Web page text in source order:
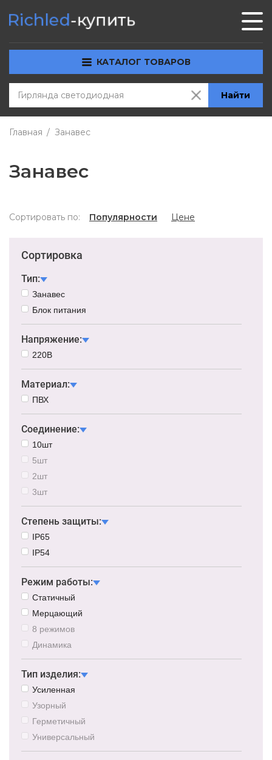
КАТАЛОГ ТОВАРОВ
Найти
Главная Занавес
Занавес
Сортировать по: Популярности Цене
Сортировка
Тип:
Занавес
Блок питания
Напряжение:
220В
Материал:
ПВХ
Соединение:
10шт
5шт
2шт
3шт
Степень защиты:
IP65
IP54
Режим работы:
Статичный
Мерцающий
8 режимов
Динамика
Тип изделия:
Усиленная
Узорный
Герметичный
Универсальный